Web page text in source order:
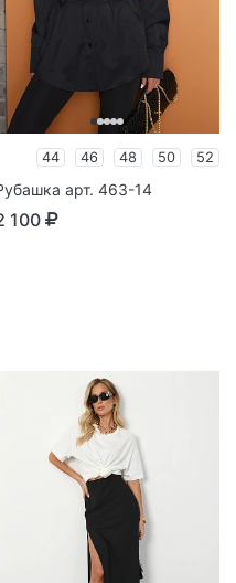
44 46 48 50 52
арт. 463-14
100